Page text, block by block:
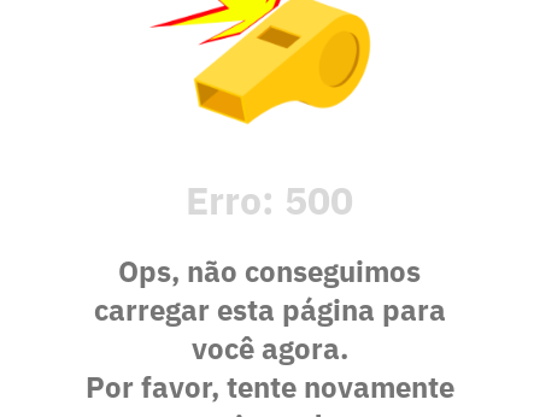
Erro: 500
Ops, não conseguimos
carregar esta página para
você agora.
Por favor, tente novamente